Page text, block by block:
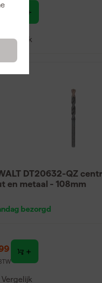
,79
Vergelijk
DT20632-QZ
en metaal - 108mm
bezorgd
Vergelijk